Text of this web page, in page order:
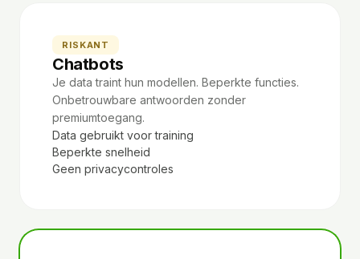
RISKANT
Chatbots
Je data traint hun modellen. Beperkte functies.
Onbetrouwbare antwoorden zonder
premiumtoegang.
Data gebruikt voor training
Beperkte snelheid
Geen privacycontroles